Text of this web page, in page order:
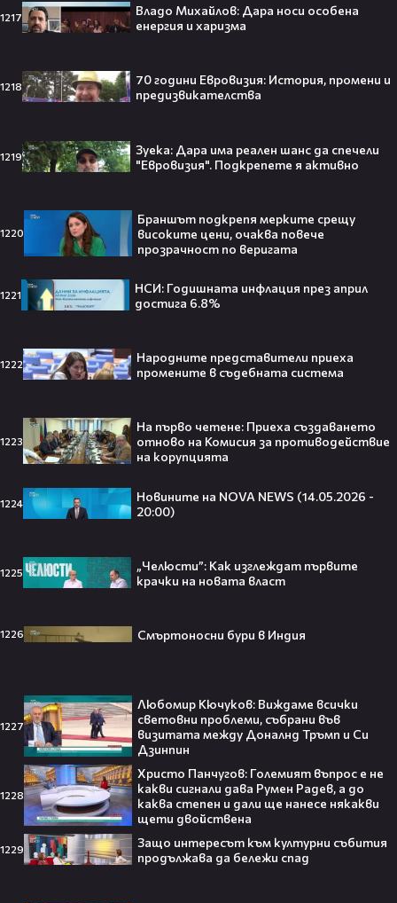
1217
Владо Михайлов: Дара носи особена
енергия и харизма
1218
70 години Евровизия: История, промени и
предизвикателства
1219
Зуека: Дара има реален шанс да спечели
"Евровизия". Подкрепете я активно
1220
Браншът подкрепя мерките срещу
високите цени, очаква повече
прозрачност по веригата
1221
НСИ: Годишната инфлация през април
достига 6.8%
1222
Народните представители приеха
промените в съдебната система
1223
На първо четене: Приеха създаването
отново на Комисия за противодействие
на корупцията
1224
Новините на NOVA NEWS (14.05.2026 -
20:00)
1225
„Челюсти”: Как изглеждат първите
крачки на новата власт
1226 Смъртоносни бури в Индия
1227
Любомир Кючуков: Виждаме всички
световни проблеми, събрани във
визитата между Доналнд Тръмп и Си
Дзинпин
1228
Христо Панчугов: Големият въпрос е не
какви сигнали дава Румен Радев, а до
каква степен и дали ще нанесе някакви
щети двойствена
1229
Защо интересът към културни събития
продължава да бележи спад
Батиста е новият Кратос!😯💥
всички говорят за него👀🎬
След Брадли Купър, Ирина Шейк
до супермодела разпали лавина от
слухове🧐
Пи Диди излиза по-рано от
Сватбата, която чакаше целият
Ариана Гранде изчезва?!
Всички я тананикат, но малцина
знаят истината: VIRAL хитът
„Papaoutai“ всъщност не е изпят
от човек!